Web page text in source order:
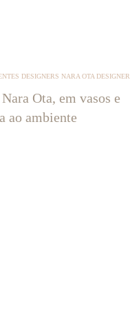
DESIGNERS NARA OTA DESIGNER
Ota, em vasos e
ao ambiente